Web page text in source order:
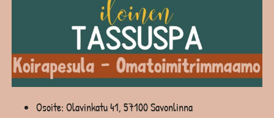
Osoite: Olavinkatu 41, 57100 Savonlinna